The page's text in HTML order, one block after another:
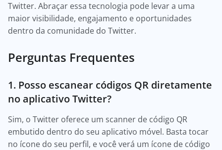
Twitter. Abraçar essa tecnologia pode levar a uma
maior visibilidade, engajamento e oportunidades
dentro da comunidade do Twitter.
Perguntas Frequentes
1. Posso escanear códigos QR diretamente
no aplicativo Twitter?
Sim, o Twitter oferece um scanner de código QR
embutido dentro do seu aplicativo móvel. Basta tocar
no ícone do seu perfil, e você verá um ícone de código